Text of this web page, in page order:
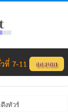
งทัวร์